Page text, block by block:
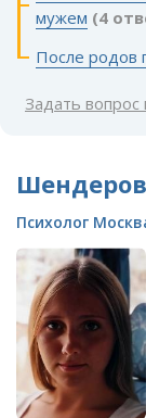
мужем (4
После родов
Задать вопрос
Психолог